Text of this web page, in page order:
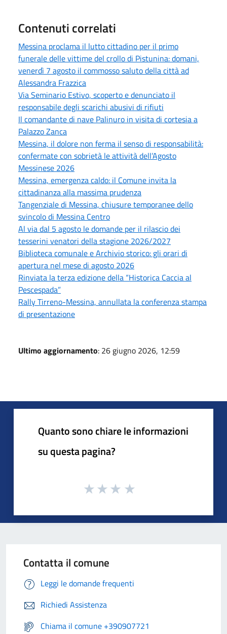
Contenuti correlati
Messina proclama il lutto cittadino per il primo
funerale delle vittime del crollo di Pistunina: domani,
venerdì 7 agosto il commosso saluto della città ad
Alessandra Frazzica
Via Seminario Estivo, scoperto e denunciato il
responsabile degli scarichi abusivi di rifiuti
Il comandante di nave Palinuro in visita di cortesia a
Palazzo Zanca
Messina, il dolore non ferma il senso di responsabilità:
confermate con sobrietà le attività dell’Agosto
Messinese 2026
Messina, emergenza caldo: il Comune invita la
cittadinanza alla massima prudenza
Tangenziale di Messina, chiusure temporanee dello
svincolo di Messina Centro
Al via dal 5 agosto le domande per il rilascio dei
tesserini venatori della stagione 2026/2027
Biblioteca comunale e Archivio storico: gli orari di
apertura nel mese di agosto 2026
Rinviata la terza edizione della “Historica Caccia al
Pescespada”
Rally Tirreno-Messina, annullata la conferenza stampa
di presentazione
Ultimo aggiornamento: 26 giugno 2026, 12:59
Quanto sono chiare le informazioni
su questa pagina?
Contatta il comune
Leggi le domande frequenti
Richiedi Assistenza
Chiama il comune +390907721